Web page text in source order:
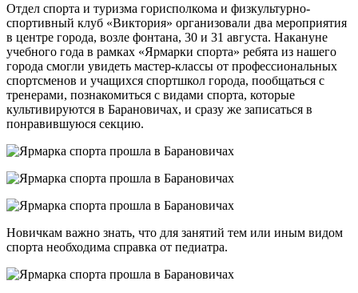
Отдел спорта и туризма горисполкома и физкультурно-
спортивный клуб «Виктория» организовали два мероприятия
в центре города, возле фонтана, 30 и 31 августа. Накануне
учебного года в рамках «Ярмарки спорта» ребята из нашего
города смогли увидеть мастер-классы от профессиональных
спортсменов и учащихся спортшкол города, пообщаться с
тренерами, познакомиться с видами спорта, которые
культивируются в Барановичах, и сразу же записаться в
понравившуюся секцию.
Новичкам важно знать, что для занятий тем или иным видом
спорта необходима справка от педиатра.